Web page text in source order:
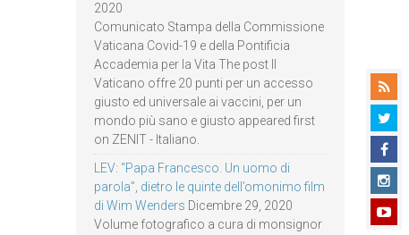
2020
Comunicato Stampa della Commissione
Vaticana Covid-19 e della Pontificia
Accademia per la Vita The post Il
Vaticano offre 20 punti per un accesso
giusto ed universale ai vaccini, per un
mondo più sano e giusto appeared first
on ZENIT - Italiano.
LEV: “Papa Francesco. Un uomo di
parola”, dietro le quinte dell’omonimo film
di Wim Wenders Dicembre 29, 2020
Volume fotografico a cura di monsignor